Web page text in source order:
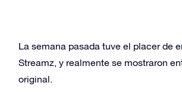
La semana pasada tuve el placer de
Streamz, y realmente se mostraron
original.